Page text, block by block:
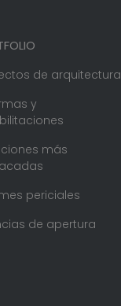
de arquitectura
y
más
periciales
de apertura